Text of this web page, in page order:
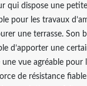
qui dispose une
pour les travaux
une terrasse. Son
d’apporter une
vue agréable pour
de résistance